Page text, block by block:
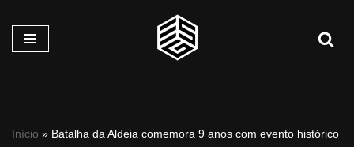
Pular
Início » Batalha da Aldeia comemora 9 anos com evento histórico